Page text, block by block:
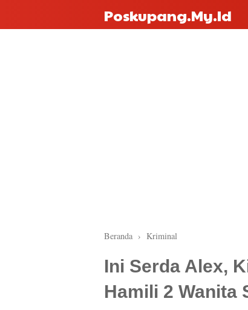
Poskupang.my.id
Beranda › Kriminal
Ini Serda Alex,
Hamili 2 Wanita